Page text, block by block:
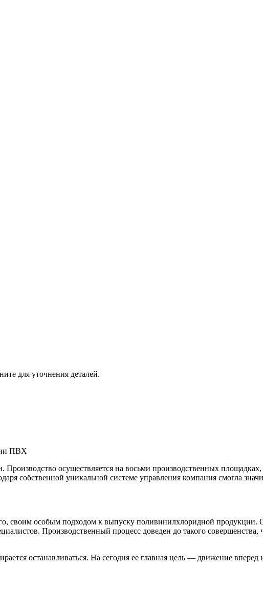
для уточнения деталей.
ПВХ
осуществляется на восьми производственных
собственной уникальной системе управления компания смогла
своим особым подходом к выпуску поливинилхлоридной продукции.
Производственный процесс доведен до такого совершенства,
останавливаться. На сегодня ее главная цель — движение